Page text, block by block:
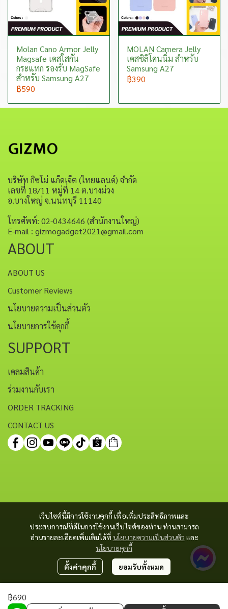
Molan Cano Armor Jelly
Magsafe เคสใสกัน
กระแทก รองรับ MagSafe
สำหรับ Samsung A27
฿590
MOLAN Camera Jelly
เคสซิลิโคนนิ่ม สำหรับ
Samsung A27
฿390
฿690
เว็บไซต์นี้มีการใช้งานคุกกี้ เพื่อเพิ่มประสิทธิภาพและ
ประสบการณ์ที่ดีในการใช้งานเว็บไซต์ของท่าน ท่านสามารถ
อ่านรายละเอียดเพิ่มเติมได้ที่ นโยบายความเป็นส่วนตัว และ
นโยบายคุกกี้
ตั้งค่าคุกกี้ ยอมรับทั้งหมด
บริษัท กิซโม่ แก็ดเจ็ต (ไทยแลนด์) จำกัด
เลขที่ 18/11 หมู่ที่ 14 ต.บางม่วง
อ.บางใหญ่ จ.นนทบุรี 11140
โทรศัพท์: 02-0434646 (สำนักงานใหญ่)
E-mail : gizmogadget2021@gmail.com
ABOUT
ABOUT US
Customer Reviews
นโยบายความเป็นส่วนตัว
นโยบายการใช้คุกกี้
SUPPORT
เคลมสินค้า
ร่วมงานกับเรา
ORDER TRACKING
CONTACT US